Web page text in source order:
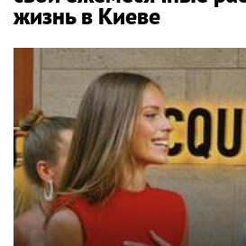
жизнь в Киеве